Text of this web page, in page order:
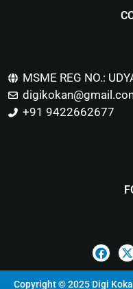
MSME REG NO.:
+91 9422662677
Copyright © 2025 Digi